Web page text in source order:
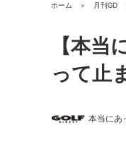
ホーム 月刊GD
【本
って止
本当にあ